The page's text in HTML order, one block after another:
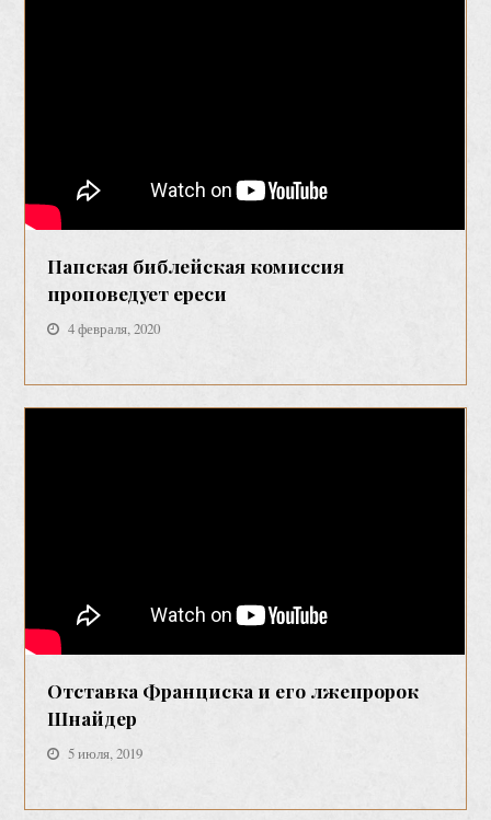
Папская библейская комиссия
проповедует ереси
4 февраля, 2020
Отставка Фрaнциска и его лжепророк
Шнайдер
5 июля, 2019